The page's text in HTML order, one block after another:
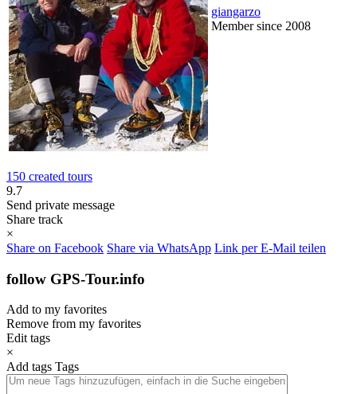
giangarzo
Member since 2008
150 created tours
9.7
Send private message
Share track
×
Share on Facebook Share via WhatsApp Link per E-Mail teilen
follow GPS-Tour.info
Add to my favorites
Remove from my favorites
Edit tags
×
Add tags Tags